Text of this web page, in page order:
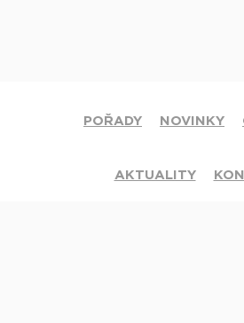
POŘADY NOVINKY
AKTUALITY